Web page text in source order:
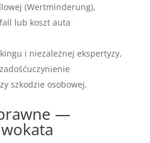
(Wertminderung),
lub koszt auta
i niezależnej ekspertyzy,
szkodzie osobowej.
—